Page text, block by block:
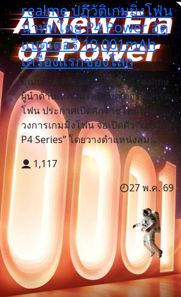
realme ปฏิวัติเกมมิ่งโฟน
นำทัพโดย P4 Power อัด
แบตเตอรี่ 10,001mAh
เครื่องแรกของโลก
เกมเมอร์เตรียมตัวให้พร้อม! realme
ผู้นำด้านเทคโนโลยีแบตเตอรี่สมาร์ต
โฟน ประกาศเปิดศักราชใหม่ของ
วงการเกมมิ่งโฟน จ่อเปิดตัว “realme
P4 Series” โดยวางตำแหน่งสม...
1,117
27 พ.ค. 69